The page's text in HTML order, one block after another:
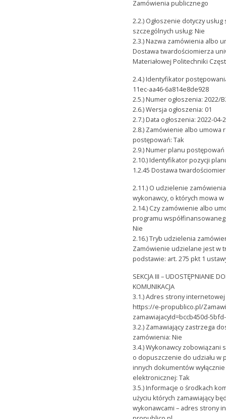
Zamówienia publicznego
2.2.) Ogłoszenie dotyczy
szczególnych usług: Nie
2.3.) Nazwa zamówienia albo
Dostawa twardościomierza
Materiałowej Politechniki
2.4.) Identyfikator
11ec-aa46-6a814e8de928
2.5.) Numer ogłoszenia: 2022/
2.6.) Wersja ogłoszenia: 01
2.7.) Data ogłoszenia: 2022-04-
2.8.) Zamówienie albo umowa
postępowań: Tak
2.9.) Numer planu postępowań
2.10.) Identyfikator pozycji
1.2.45 Dostawa
2.11.) O udzielenie
wykonawcy, o których mowa w
2.14.) Czy zamówienie albo
programu
Nie
2.16.) Tryb udzielenia
Zamówienie udzielane jest w
podstawie: art. 275 pkt 1
SEKCJA III – UDOSTĘPNIANIE
KOMUNIKACJA
3.1.) Adres strony
https://e-propublico.pl/
zamawiajacyId=bccb450d-
3.2.) Zamawiający zastrzega
zamówienia: Nie
3.4.) Wykonawcy zobowiązani
o dopuszczenie do udziału w
innych dokumentów
elektronicznej: Tak
3.5.) Informacje o środkach
użyciu których zamawiający
wykonawcami – adres strony